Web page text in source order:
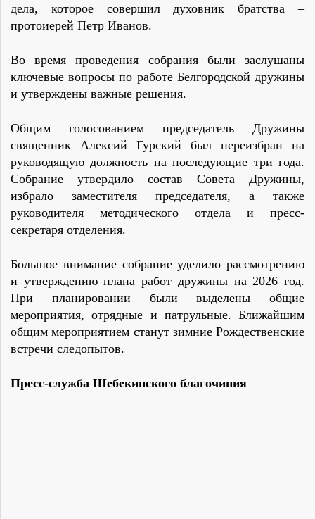
дела, которое совершил духовник братства–
протоиерей Петр Иванов.
Во время проведения собрания были заслушаны
ключевые вопросы по работе Белгородской дружины
и утверждены важные решения.
Общим голосованием председатель Дружины
священник Алексий Гурский был переизбран на
руководящую должность на последующие три года.
Собрание утвердило состав Совета Дружины,
избрало заместителя председателя, а также
руководителя методического отдела и пресс-
секретаря отделения.
Большое внимание собрание уделило рассмотрению
и утверждению плана работ дружины на 2026 год.
При планировании были выделены общие
мероприятия, отрядные и патрульные. Ближайшим
общим мероприятием станут зимние Рождественские
встречи следопытов.
Пресс-служба Шебекинского благочиния